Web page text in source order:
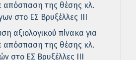
απόσπαση της θέσης κλ.
στο ΕΣ Βρυξέλλες ΙΙΙ
αξιολογικού πίνακα για
απόσπαση της θέσης κλ.
στο ΕΣ Βρυξέλλες ΙΙΙ